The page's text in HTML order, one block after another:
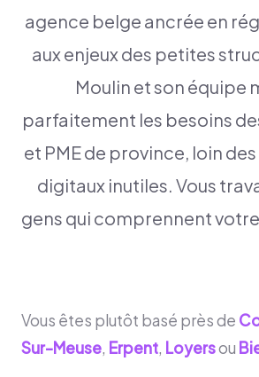
agence belge ancrée en
aux enjeux des petites
Moulin et son équipe
parfaitement les besoins
et PME de province, loin
digitaux inutiles. Vous
gens qui comprennent
Vous êtes plutôt basé près de
Sur-Meuse, Erpent, Loyersou